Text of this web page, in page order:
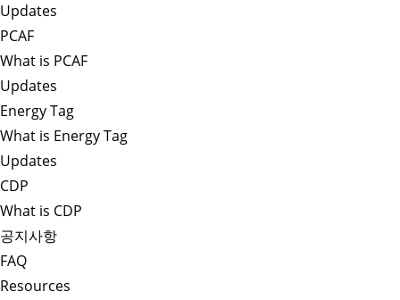
Updates
PCAF
What is PCAF
Updates
Energy Tag
What is Energy Tag
Updates
CDP
What is CDP
공지사항
FAQ
Resources